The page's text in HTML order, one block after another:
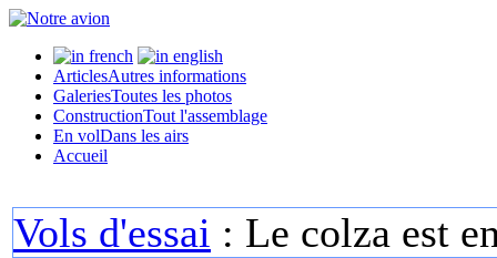
ArticlesAutres informations
GaleriesToutes les photos
ConstructionTout l'assemblage
En volDans les airs
Accueil
Vols d'essai : Le colza est